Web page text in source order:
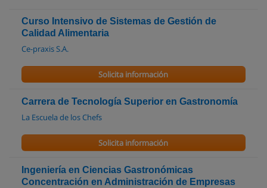
Curso Intensivo de Sistemas de Gestión de
Calidad Alimentaria
Ce-praxis S.A.
Solicita información
Carrera de Tecnología Superior en Gastronomía
La Escuela de los Chefs
Solicita información
Ingeniería en Ciencias Gastronómicas
Concentración en Administración de Empresas